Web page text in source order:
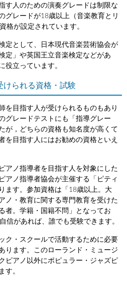
す人のための演奏グレードは制限な
グレードが18歳以上（音楽教育とリ
格が設定されています。
定として、日本現代音楽芸術協会が
定」や英国王立音楽検定などがあ
役立っています。
けられる資格・試験
を目指す人が受けられるものもあり
グレードテストにも「指導グレー
が，どちらの資格も知名度が高くて
を目指す人にはお勧めの資格といえ
アノ指導者を目指す人を対象にした
アノ指導者協会が主催する「ピティ
ます。参加資格は「18歳以上。大
ノ・教育に関する専門教育を受けた
者。学籍・国籍不問」となってお
信があれば、誰でも受験できます。
ク・スクールで活動するために必要
ります。このローランド・ミュージ
ピアノ以外にポピュラー・ジャズピ
す。